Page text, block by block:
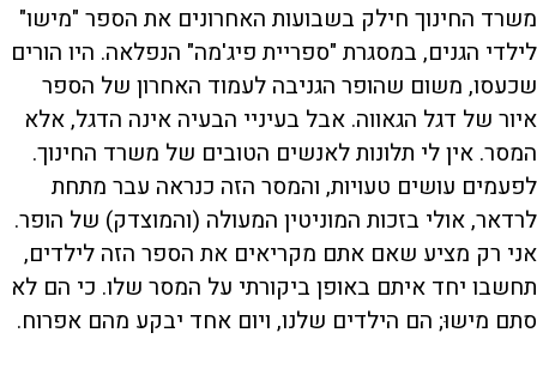
משרד החינוך חילק בשבועות האחרונים את הספר "מישו"
לילדי הגנים, במסגרת "ספריית פיג'מה" הנפלאה. היו הורים
שכעסו, משום שהופר הגניבה לעמוד האחרון של הספר
איור של דגל הגאווה. אבל בעיניי הבעיה אינה הדגל, אלא
המסר. אין לי תלונות לאנשים הטובים של משרד החינוך.
לפעמים עושים טעויות, והמסר הזה כנראה עבר מתחת
לרדאר, אולי בזכות המוניטין המעולה (והמוצדק) של הופר.
אני רק מציע שאם אתם מקריאים את הספר הזה לילדים,
תחשבו יחד איתם באופן ביקורתי על המסר שלו. כי הם לא
סתם מישוּ; הם הילדים שלנו, ויום אחד יבקע מהם אפרוח.